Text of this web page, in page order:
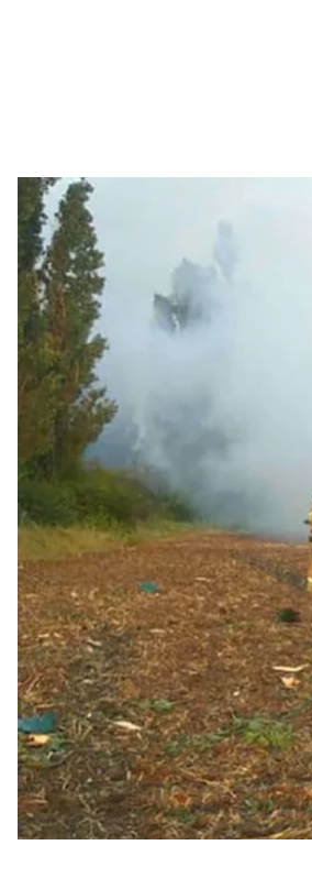
Двое членов экипажа погибли
Николаевской области.
Об этом сообщает
Спасатели получили
села Зайвое и загорелся.
Вертолетвыполнял
члена экипажа 42 и 47 лет —
Спасатели в 5:46 получили
до приезда Национального
воздушными судами.